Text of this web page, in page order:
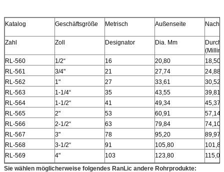
Katalog Geschäftsgröße Metrisch Außenseite Nach
Zahl Zoll Designator Dia. Mm
RL-560
1/2“ 16 20,80
18,50
RL-561
3/4" 21 27,74
24,88
RL-562
1" 27 33,61
30,52
RL-563
1-1/4“ 35 43,55
39,81
RL-564
1-1/2“ 41 49,34
45,37
RL-565
2" 53 60,91
57,14
RL-566
2-1/2“ 63 79,84
74,10
RL-567
3" 78 95,20
89,97
RL-568
3-1/2“ 91 105,80
101,80
RL-569
4" 103 123,80
115,02
Sie wählen möglicherweise folgendes RanLic andere Rohrprodukte: